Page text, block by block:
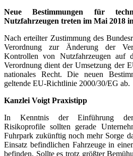
Neue Bestimmungen für
Nutzfahrzeugen treten im Mai 2018
Nach erteilter Zustimmung des
Verordnung zur Änderung der
Kontrollen von Nutzfahrzeugen auf
Verordnung dient der Umsetzung der
nationales Recht. Die neuen
geltende EU-Richtlinie 2000/30/EG ab.
Kanzlei Voigt Praxistipp
In Kenntnis der Einführung der
Risikoprofile sollten gerade
Fuhrpark zukünftig noch mehr Sorge
Einsatz befindlichen Fahrzeuge in
befinden. Sollte es trotz größter